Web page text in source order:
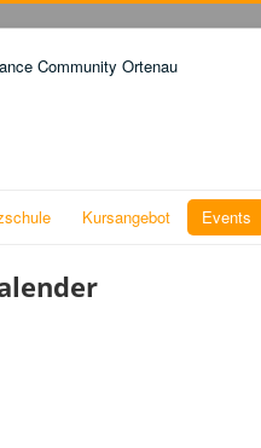
Kursangebot Events